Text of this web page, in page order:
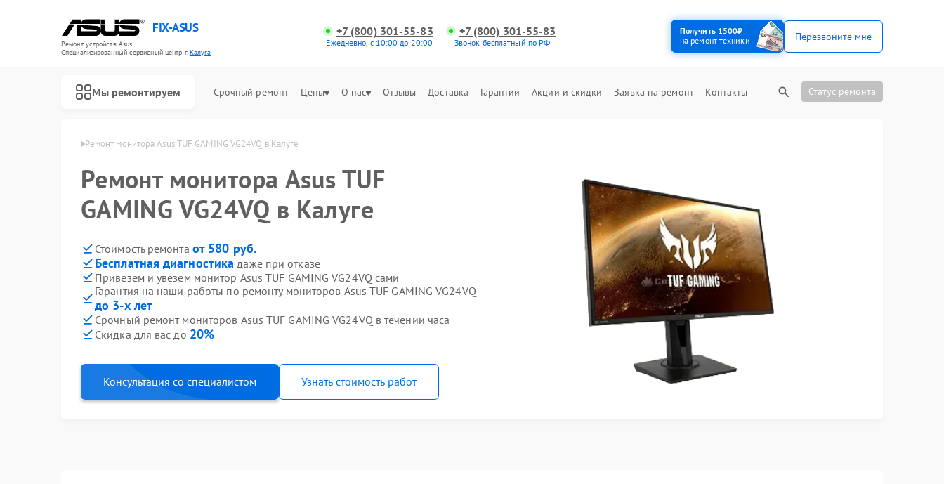
FIX-ASUS
Ремонт устройств Asus
Специализированный cервисный центр г.Калуга
+7 (800) 301-55-83
Ежедневно, с 10:00 до 20:00
+7 (800) 301-55-83
Звонок бесплатный по РФ
Получить 1500₽
на ремонт техники
Перезвоните мне
Мы ремонтируем Срочный ремонт Цены О нас Отзывы Доставка Гарантии Акции и скидки Заявка на ремонт Контакты Статус ремонта
Ремонт монитора Asus TUF GAMING VG24VQ в Калуге
Ремонт монитора Asus TUF
GAMING VG24VQ в Калуге
Стоимость ремонта от 580 руб.
Бесплатная диагностика даже при отказе
Привезем и увезем монитор Asus TUF GAMING VG24VQ сами
Гарантия на наши работы по ремонту мониторов Asus TUF GAMING VG24VQ
до 3-х лет
Срочный ремонт мониторов Asus TUF GAMING VG24VQ в течении часа
Скидка для вас до 20%
Консультация со специалистом Узнать стоимость работ